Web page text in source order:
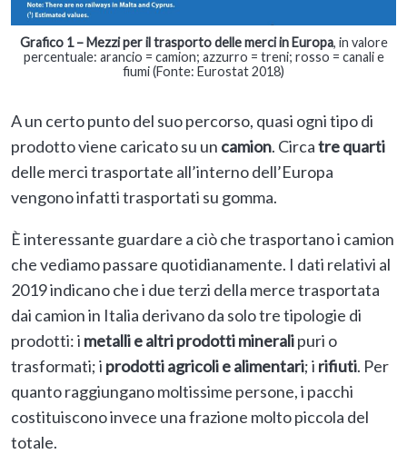
Grafico 1 – Mezzi per il trasporto delle merci in Europa, in valore
percentuale: arancio = camion; azzurro = treni; rosso = canali e
fiumi (Fonte: Eurostat 2018)
A un certo punto del suo percorso, quasi ogni tipo di
prodotto viene caricato su un camion. Circatre quarti
delle merci trasportate all’interno dell’Europa
vengono infatti trasportati su gomma.
È interessante guardare a ciò che trasportano i camion
che vediamo passare quotidianamente. I dati relativi al
2019 indicano che i due terzi della merce trasportata
dai camion in Italia derivano da solo tre tipologie di
prodotti: i metalli e altri prodotti mineralipuri o
trasformati; i prodotti agricoli e alimentari; i rifiuti. Per
quanto raggiungano moltissime persone, i pacchi
costituiscono invece una frazione molto piccola del
totale.